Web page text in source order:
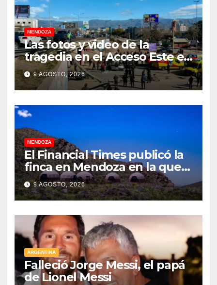
MENDOZA
Las fotos y video de la
tragedia en el Acceso Este en
donde murió un padre de
familia
9 AGOSTO, 2026
MENDOZA
El Financial Times publicó la
finca en Mendoza en la que
CEOs y millonarios de
empresas tecnológicas
planean enfrentar un posible
“apocalipsis” y guerra
nuclear
9 AGOSTO, 2026
ARGENTINA
Falleció Jorge Messi, el papá
de Lionel Messi